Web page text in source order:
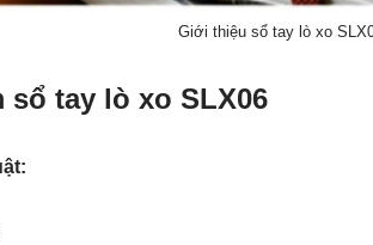
Giới thiệu sổ tay lò xo
sổ tay lò xo SLX06